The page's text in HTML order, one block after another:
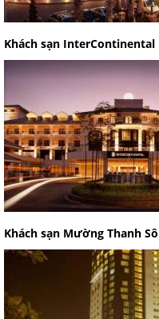
Khách sạn InterContinental
Khách sạn Mường Thanh